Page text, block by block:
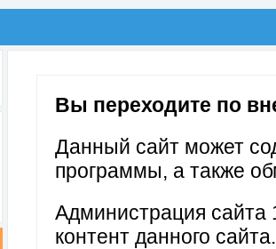
Вы переходите по
Данный сайт может
программы, а также
Администрация сайта
контент данного сайта.